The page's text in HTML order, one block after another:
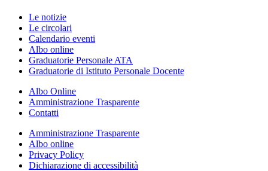
Le notizie
Le circolari
Calendario eventi
Albo online
Graduatorie Personale ATA
Graduatorie di Istituto Personale Docente
Albo Online
Amministrazione Trasparente
Contatti
Amministrazione Trasparente
Albo online
Privacy Policy
Dichiarazione di accessibilità